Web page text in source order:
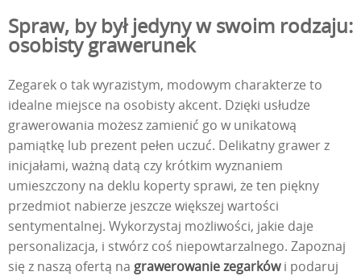
Spraw, by był jedyny w swoim rodzaju:
osobisty grawerunek
Zegarek o tak wyrazistym, modowym charakterze to
idealne miejsce na osobisty akcent. Dzięki usłudze
grawerowania możesz zamienić go w unikatową
pamiątkę lub prezent pełen uczuć. Delikatny grawer z
inicjałami, ważną datą czy krótkim wyznaniem
umieszczony na deklu koperty sprawi, że ten piękny
przedmiot nabierze jeszcze większej wartości
sentymentalnej. Wykorzystaj możliwości, jakie daje
personalizacja, i stwórz coś niepowtarzalnego. Zapoznaj
się z naszą ofertą na grawerowanie zegarkówi podaruj